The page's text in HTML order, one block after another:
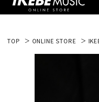
エレキ
TOP ONLINE STORE